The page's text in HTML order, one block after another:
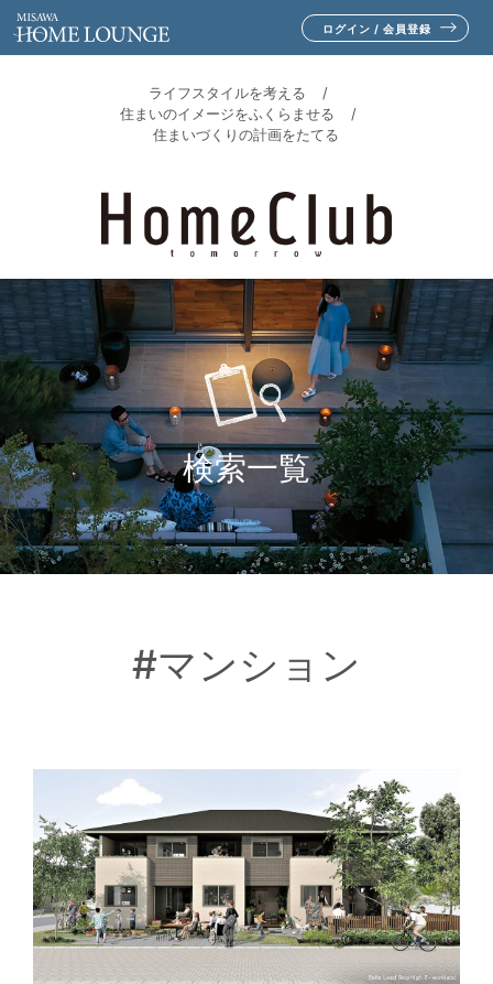
ログイン / 会員登録
ライフスタイルを考える
住まいのイメージをふくらませる
住まいづくりの計画をたてる
検索一覧
#マンション